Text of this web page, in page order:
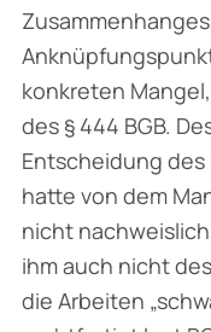
konkreten
des § 444 BGB.
Entscheidung des
hatte von dem
nicht
ihm auch nicht
die Arbeiten